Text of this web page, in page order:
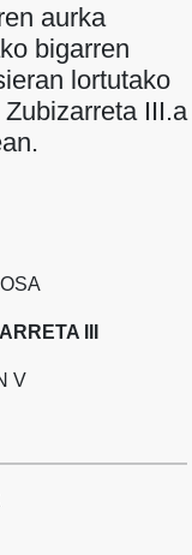
aurka
bigarren
lortutako
III.a
III
V